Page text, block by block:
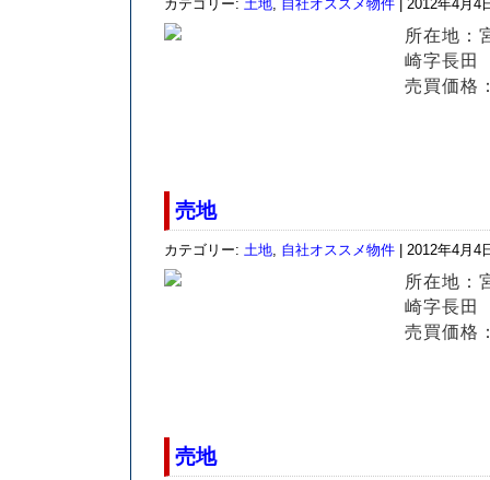
カテゴリー: 土地, 自社オススメ物件 | 2012年4月4
所在地：
崎字長田
売買価格
売地
カテゴリー: 土地, 自社オススメ物件 | 2012年4月4
所在地：
崎字長田
売買価格
売地